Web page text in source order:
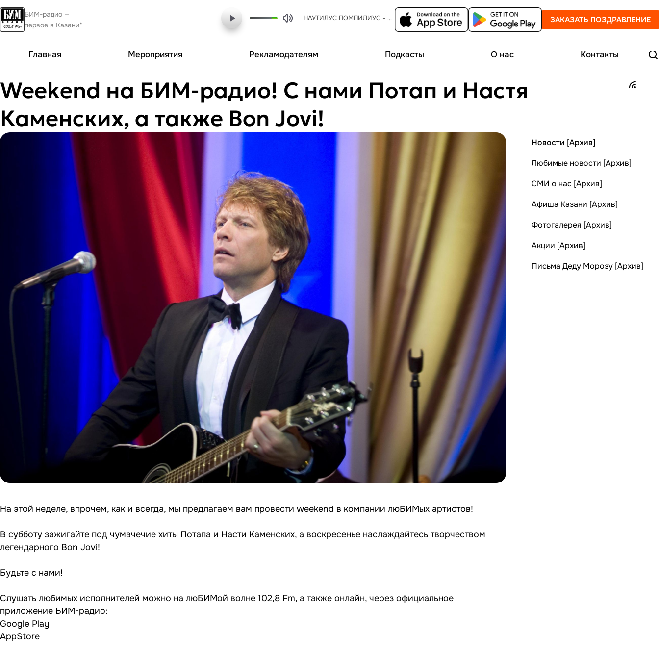
БИМ-радио —
первое в Казани*
НАУТИЛУС ПОМПИЛИУС - одинокая птица ЗАКАЗАТЬ ПОЗДРАВЛЕНИЕ
Главная Мероприятия Рекламодателям Подкасты О нас Контакты
Weekend на БИМ-радио! С нами Потап и Настя
Каменских, а также Bon Jovi!
На этой неделе, впрочем, как и всегда, мы предлагаем вам провести weekend в компании люБИМых артистов!
В субботу зажигайте под чумачечие хиты Потапа и Насти Каменских, а воскресенье наслаждайтесь творчеством
легендарного Bon Jovi!
Будьте с нами!
Слушать любимых исполнителей можно на люБИМой волне 102,8 Fm, а также онлайн, через официальное
приложение БИМ-радио:
Google Play
AppStore
Новости [Архив]
Любимые новости [Архив]
СМИ о нас [Архив]
Афиша Казани [Архив]
Фотогалерея [Архив]
Акции [Архив]
Письма Деду Морозу [Архив]